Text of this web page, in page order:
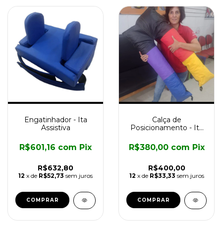
Engatinhador - Ita
Assistiva
R$632,80
R$601,16 com Pix
12 x de R$52,73 sem juros
COMPRAR
Calça de
Posicionamento - Ita
R$400,00
R$380,00 com Pix
12 x de R$33,33 sem juros